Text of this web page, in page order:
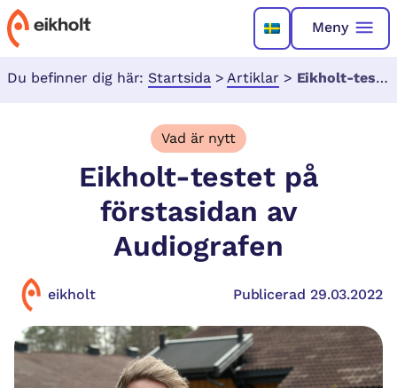
Meny
Du befinner dig här: Startsida > Artiklar > Eikholt-testet på förstasidan av Audiografen
Vad är nytt
Eikholt-testet på
förstasidan av
Audiografen
eikholt Publicerad 29.03.2022